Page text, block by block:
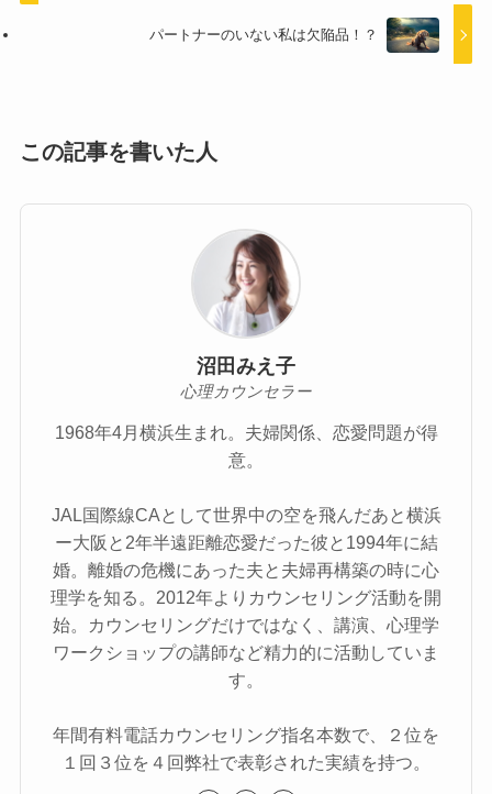
パートナーのいない私は欠陥品！？
この記事を書いた人
沼田みえ子
心理カウンセラー
1968年4月横浜生まれ。夫婦関係、恋愛問題が得
意。
JAL国際線CAとして世界中の空を飛んだあと横浜
ー大阪と2年半遠距離恋愛だった彼と1994年に結
婚。離婚の危機にあった夫と夫婦再構築の時に心
理学を知る。2012年よりカウンセリング活動を開
始。カウンセリングだけではなく、講演、心理学
ワークショップの講師など精力的に活動していま
す。
年間有料電話カウンセリング指名本数で、２位を
１回３位を４回弊社で表彰された実績を持つ。